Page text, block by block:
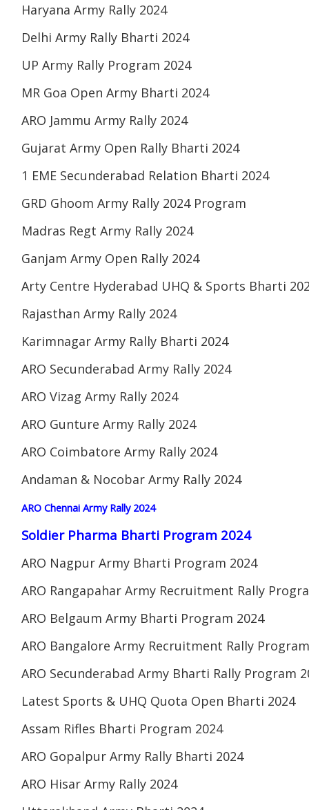
Haryana Army Rally 2024
Delhi Army Rally Bharti 2024
UP Army Rally Program 2024
MR Goa Open Army Bharti 2024
ARO Jammu Army Rally 2024
Gujarat Army Open Rally Bharti 2024
1 EME Secunderabad Relation Bharti 2024
GRD Ghoom Army Rally 2024 Program
Madras Regt Army Rally 2024
Ganjam Army Open Rally 2024
Arty Centre Hyderabad UHQ & Sports Bharti
Rajasthan Army Rally 2024
Karimnagar Army Rally Bharti 2024
ARO Secunderabad Army Rally 2024
ARO Vizag Army Rally 2024
ARO Gunture Army Rally 2024
ARO Coimbatore Army Rally 2024
Andaman & Nocobar Army Rally 2024
ARO Chennai Army Rally 2024
Soldier Pharma Bharti Program 2024
ARO Nagpur Army Bharti Program 2024
ARO Rangapahar Army Recruitment Rally
ARO Belgaum Army Bharti Program 2024
ARO Bangalore Army Recruitment Rally
ARO Secunderabad Army Bharti Rally Program
Latest Sports & UHQ Quota Open Bharti 2024
Assam Rifles Bharti Program 2024
ARO Gopalpur Army Rally Bharti 2024
ARO Hisar Army Rally 2024